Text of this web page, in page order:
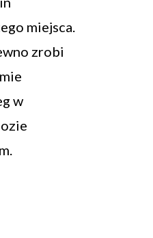
miejsca.
zrobi
w